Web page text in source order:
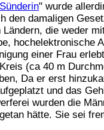
" wurde
den damaligen
die weder
hochelektronische
einer Frau
(ca 40 m
Da er erst
und das
wurden die
hätte. Sie sei